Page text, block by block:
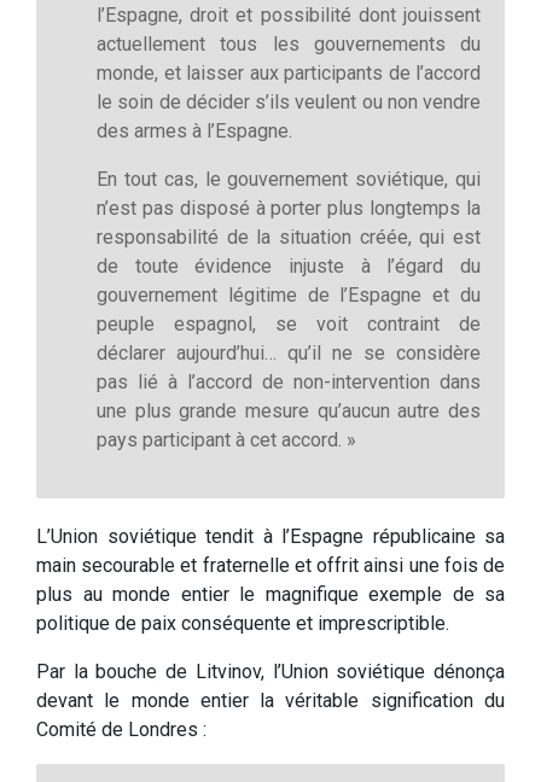
l’Espagne, droit et possibilité dont jouissent
actuellement tous les gouvernements du
monde, et laisser aux participants de l’accord
le soin de décider s’ils veulent ou non vendre
des armes à l’Espagne.
En tout cas, le gouvernement soviétique, qui
n’est pas disposé à porter plus longtemps la
responsabilité de la situation créée, qui est
de toute évidence injuste à l’égard du
gouvernement légitime de l’Espagne et du
peuple espagnol, se voit contraint de
déclarer aujourd’hui… qu’il ne se considère
pas lié à l’accord de non-intervention dans
une plus grande mesure qu’aucun autre des
pays participant à cet accord. »
L’Union soviétique tendit à l’Espagne républicaine sa
main secourable et fraternelle et offrit ainsi une fois de
plus au monde entier le magnifique exemple de sa
politique de paix conséquente et imprescriptible.
Par la bouche de Litvinov, l’Union soviétique dénonça
devant le monde entier la véritable signification du
Comité de Londres :